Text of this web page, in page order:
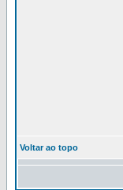
Voltar ao topo